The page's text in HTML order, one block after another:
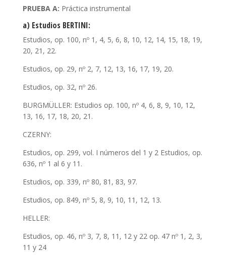
PRUEBA A: Práctica instrumental
a) Estudios BERTINI:
Estudios, op. 100, nº 1, 4, 5, 6, 8, 10, 12, 14, 15, 18, 19,
20, 21, 22.
Estudios, op. 29, nº 2, 7, 12, 13, 16, 17, 19, 20.
Estudios, op. 32, nº 26.
BURGMÜLLER: Estudios op. 100, nº 4, 6, 8, 9, 10, 12,
13, 16, 17, 18, 20, 21.
CZERNY:
Estudios, op. 299, vol. I números del 1 y 2 Estudios, op.
636, nº 1 al 6 y 11.
Estudios, op. 339, nº 80, 81, 83, 97.
Estudios, op. 849, nº 5, 8, 9, 10, 11, 12, 13.
HELLER:
Estudios, op. 46, nº 3, 7, 8, 11, 12 y 22 op. 47 nº 1, 2, 3,
11 y 24